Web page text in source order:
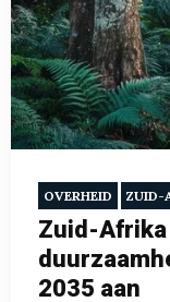
OVERHEID ZUID-
Zuid-
2035 aan